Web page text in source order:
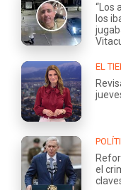
“Los
los
EL
el